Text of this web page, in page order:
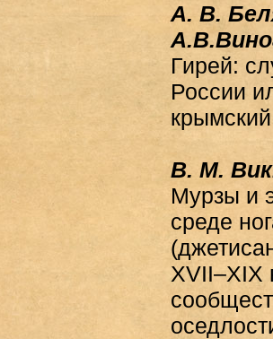
А. В.
Гирей:
России
В. М.
Мурзы и
среде
XVII–XIX